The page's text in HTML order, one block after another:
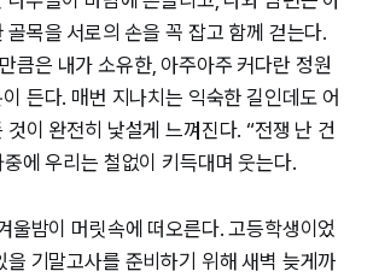
골목을 서로의 손을 꼭 잡고 함께 걷는다.
큼은 내가 소유한, 아주아주 커다란 정원
든다. 매번 지나치는 익숙한 길인데도 어
것이 완전히 낯설게 느껴진다. “전쟁 난 건
에 우리는 철없이 키득대며 웃는다.
울밤이 머릿속에 떠오른다. 고등학생이었
을 기말고사를 준비하기 위해 새벽 늦게까